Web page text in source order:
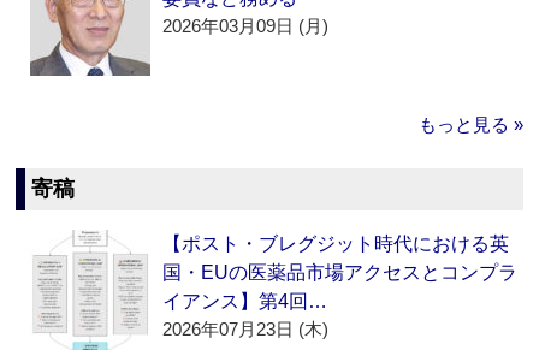
2026年03月09日 (月)
もっと見る »
寄稿
【ポスト・ブレグジット時代における英
国・EUの医薬品市場アクセスとコンプラ
イアンス】第4回…
2026年07月23日 (木)